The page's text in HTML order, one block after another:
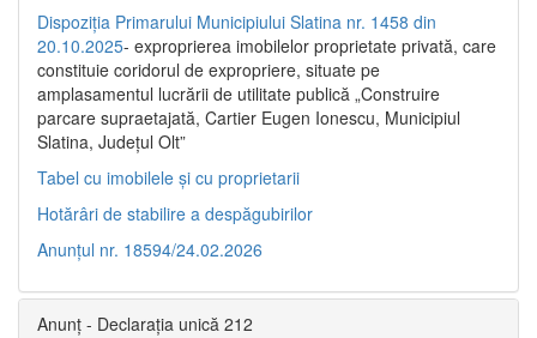
Dispoziția Primarului Municipiului Slatina nr. 1458 din
20.10.2025- exproprierea imobilelor proprietate privată, care
constituie coridorul de expropriere, situate pe
amplasamentul lucrării de utilitate publică „Construire
parcare supraetajată, Cartier Eugen Ionescu, Municipiul
Slatina, Județul Olt”
Tabel cu imobilele și cu proprietarii
Hotărâri de stabilire a despăgubirilor
Anunțul nr. 18594/24.02.2026
Anunț - Declarația unică 212